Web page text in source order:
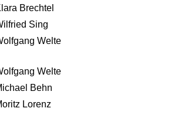
Brechtel
Sing
Welte
Welte
Behn
Lorenz